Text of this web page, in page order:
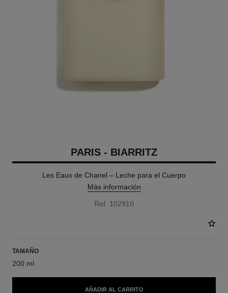
PARIS - BIARRITZ
Les Eaux de Chanel – Leche para el Cuerpo
Más información
Ref. 102910
TAMAÑO
200 ml
AÑADIR AL CARRITO